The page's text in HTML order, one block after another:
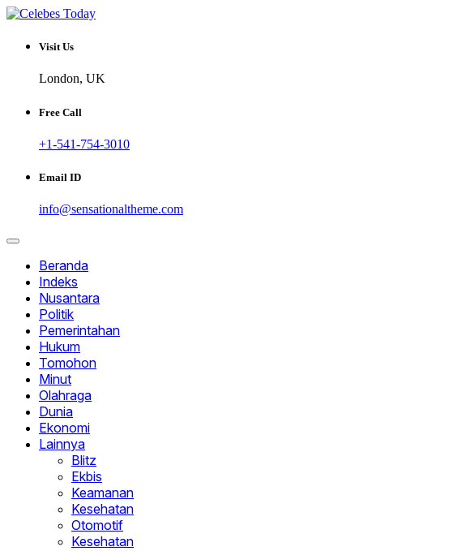
Skip
content
CELEBESTODAY.ID
Informatif dan Inspiratif
Visit Us
London, UK
Free Call
+1-541-754-3010
Email ID
info@sensationaltheme.com
Beranda
Indeks
Nusantara
Politik
Pemerintahan
Hukum
Tomohon
Minut
Olahraga
Dunia
Ekonomi
Lainnya
Blitz
Ekbis
Keamanan
Kesehatan
Otomotif
Kesehatan